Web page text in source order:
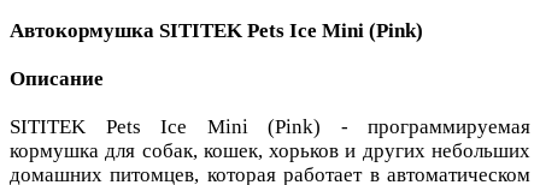
Автокормушка SITITEK Pets Ice Mini (Pink)
Описание
SITITEK Pets Ice Mini (Pink) - программируемая
кормушка для собак, кошек, хорьков и других небольших
домашних питомцев, которая работает в автоматическом